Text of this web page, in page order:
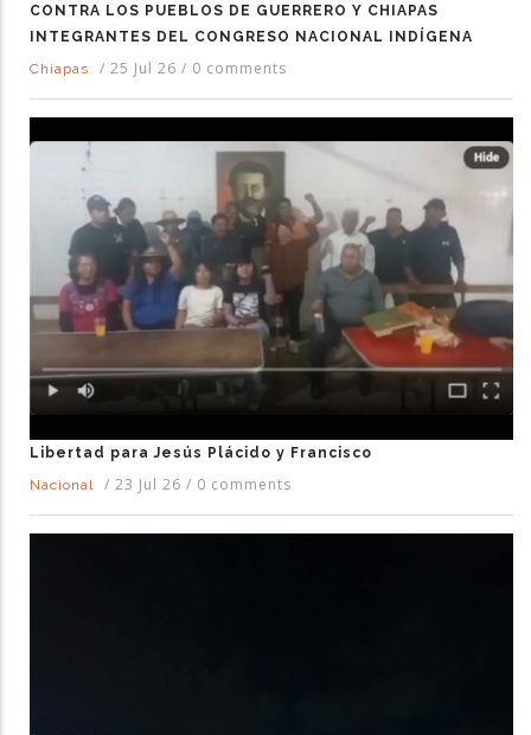
CONTRA LOS PUEBLOS DE GUERRERO Y CHIAPAS
INTEGRANTES DEL CONGRESO NACIONAL INDÍGENA
Chiapas
/ 25 Jul 26 / 0 comments
Libertad para Jesús Plácido y Francisco
Nacional
/ 23 Jul 26 / 0 comments